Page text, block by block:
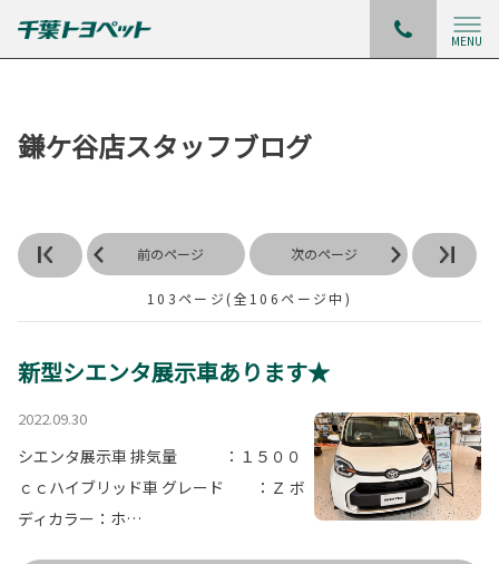
MENU
鎌ケ谷店スタッフブログ
前のページ 次のページ
103ページ(全106ページ中)
新型シエンタ展示車あります★
2022.09.30
シエンタ展示車 排気量 ：１５００
ｃｃハイブリッド車 グレード ：Ｚ ボ
ディカラー：ホ…